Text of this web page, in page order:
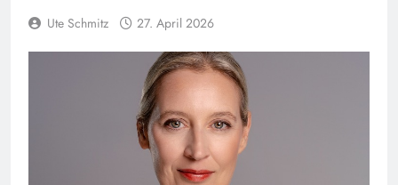
Ute Schmitz 27. April 2026